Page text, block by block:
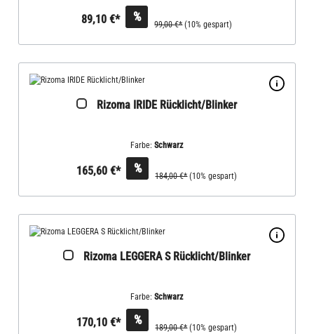
89,10 €* %
99,00 €* (10% gespart)
Rizoma IRIDE Rücklicht/Blinker
Farbe:Schwarz
165,60 €* %
184,00 €* (10% gespart)
Rizoma LEGGERA S Rücklicht/Blinker
Farbe:Schwarz
170,10 €* %
189,00 €* (10% gespart)